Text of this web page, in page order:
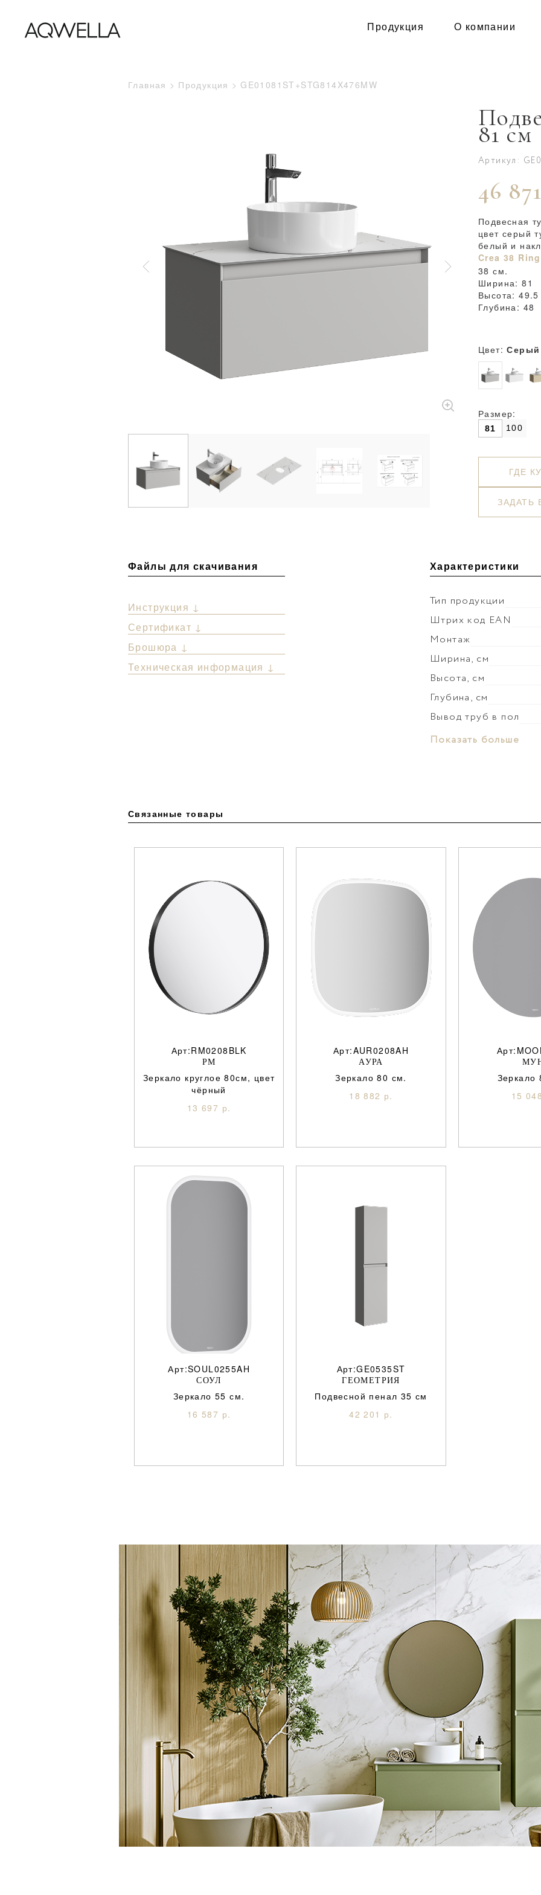
Продукция О компании
Главная Продукция GE01081ST+STG814X476MW
81 см
Артикул:
46
Подвесная
цвет серый
белый и
Crea 38 Ring
38 см.
Ширина: 81
Высота: 49.5
Глубина: 48
Цвет: Серый
Размер:
81 100
ГДЕ
ЗАДАТЬ
Файлы для скачивания
Инструкция ↓
Сертификат ↓
Брошюра ↓
Техническая информация ↓
Характеристики
Тип продукции
Штрих код EAN
Монтаж
Ширина, см
Высота, см
Глубина, см
Вывод труб в пол
Материал раковины
Показать больше
Связанные товары
Арт:RM0208BLK
РМ
Зеркало круглое 80см, цвет
чёрный
13 697 р.
Арт:AUR0208AH
АУРА
Зеркало 80 см.
18 882 р.
Зеркало
15
Арт:SOUL0255AH
СОУЛ
Зеркало 55 см.
16 587 р.
Арт:GE0535ST
ГЕОМЕТРИЯ
Подвесной пенал 35 см
42 201 р.